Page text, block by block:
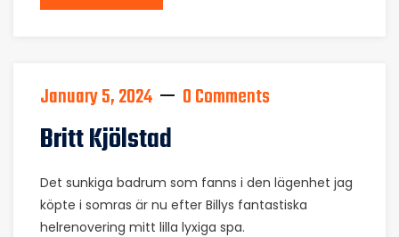
January 5, 2024 0 Comments
Britt Kjölstad
Det sunkiga badrum som fanns i den lägenhet jag
köpte i somras är nu efter Billys fantastiska
helrenovering mitt lilla lyxiga spa.